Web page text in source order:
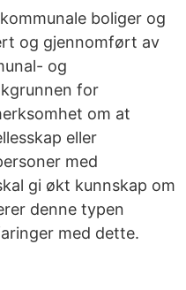
boliger og
og gjennomført av
og
for
om at
eller
med
gi økt kunnskap om
denne typen
med dette.